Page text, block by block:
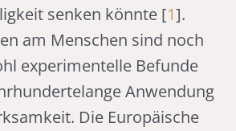
senken könnte [1].
am Menschen sind noch
experimentelle Befunde
Anwendung
Die Europäische